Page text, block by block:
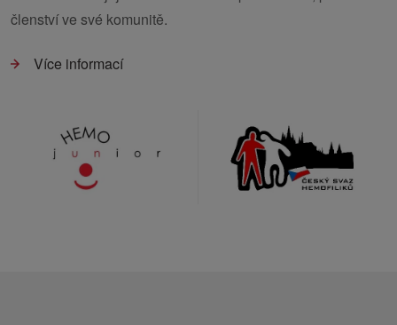
členství ve své komunitě.
Více informací